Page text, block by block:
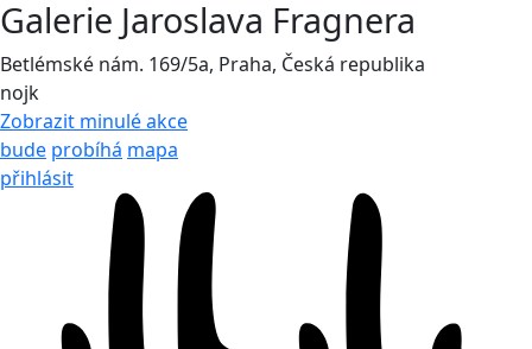
Galerie Jaroslava Fragnera
Betlémské nám. 169/5a, Praha, Česká republika
nojk
Zobrazit minulé akce
bude probíhá mapa
přihlásit